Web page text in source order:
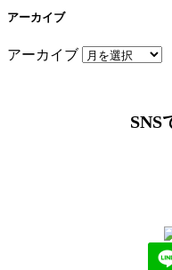
アーカイブ
アーカイブ
SNS